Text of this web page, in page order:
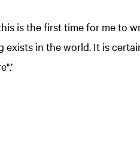
is the first time for me to
in the world. It is